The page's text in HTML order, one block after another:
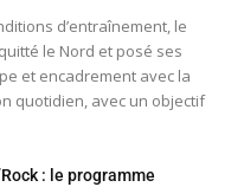
d’entraînement, le
le Nord et posé ses
et encadrement avec la
quotidien, avec un objectif
: le programme